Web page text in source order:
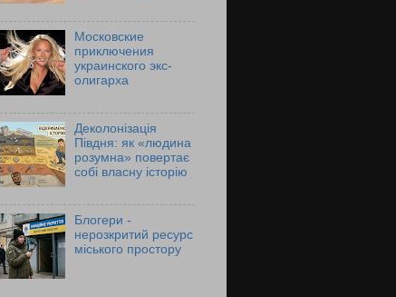
Московские
приключения
украинского экс-
олигарха
Деколонізація
Півдня: як «людина
розумна» повертає
собі власну історію
Блогери -
нерозкритий ресурс
міського простору